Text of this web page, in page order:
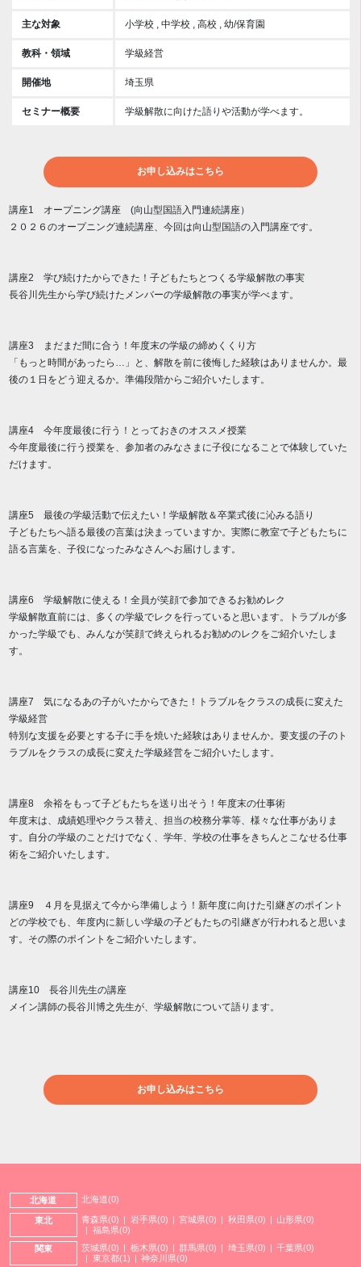
主な対象 小学校 , 中学校 , 高校 , 幼/保育園
教科・領域 学級経営
開催地 埼玉県
セミナー概要 学級解散に向けた語りや活動が学べます。
お申し込みはこちら
講座1 オープニング講座 (向山型国語入門連続講座）
２０２６のオープニング連続講座、今回は向山型国語の入門講座です。
講座2 学び続けたからできた！子どもたちとつくる学級解散の事実
長谷川先生から学び続けたメンバーの学級解散の事実が学べます。
講座3 まだまだ間に合う！年度末の学級の締めくくり方
「もっと時間があったら…」と、解散を前に後悔した経験はありませんか。最
後の１日をどう迎えるか。準備段階からご紹介いたします。
講座4 今年度最後に行う！とっておきのオススメ授業
今年度最後に行う授業を、参加者のみなさまに子役になることで体験していた
だけます。
講座5 最後の学級活動で伝えたい！学級解散＆卒業式後に沁みる語り
子どもたちへ語る最後の言葉は決まっていますか。実際に教室で子どもたちに
語る言葉を、子役になったみなさんへお届けします。
講座6 学級解散に使える！全員が笑顔で参加できるお勧めレク
学級解散直前には、多くの学級でレクを行っていると思います。トラブルが多
かった学級でも、みんなが笑顔で終えられるお勧めのレクをご紹介いたしま
す。
講座7 気になるあの子がいたからできた！トラブルをクラスの成長に変えた
学級経営
特別な支援を必要とする子に手を焼いた経験はありませんか。要支援の子のト
ラブルをクラスの成長に変えた学級経営をご紹介いたします。
講座8 余裕をもって子どもたちを送り出そう！年度末の仕事術
年度末は、成績処理やクラス替え、担当の校務分掌等、様々な仕事がありま
す。自分の学級のことだけでなく、学年、学校の仕事をきちんとこなせる仕事
術をご紹介いたします。
講座9 ４月を見据えて今から準備しよう！新年度に向けた引継ぎのポイント
どの学校でも、年度内に新しい学級の子どもたちの引継ぎが行われると思いま
す。その際のポイントをご紹介いたします。
講座10 長谷川先生の講座
メイン講師の長谷川博之先生が、学級解散について語ります。
お申し込みはこちら
北海道 北海道(0)
東北 青森県(0) 岩手県(0) 宮城県(0) 秋田県(0)
山形県(0)
福島県(0)
関東
茨城県(0) 栃木県(0) 群馬県(0) 埼玉県(0)
千葉県(0)
東京都(1)
神奈川県(0)